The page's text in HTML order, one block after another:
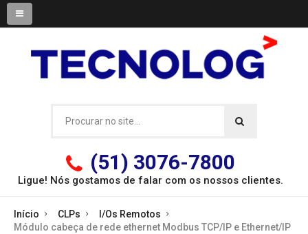
(51) 3076-7800
Ligue! Nós gostamos de falar com os nossos clientes.
Início CLPs
I/Os Remotos
Módulo cabeça de rede ethernet Modbus TCP/IP e Ethernet/IP